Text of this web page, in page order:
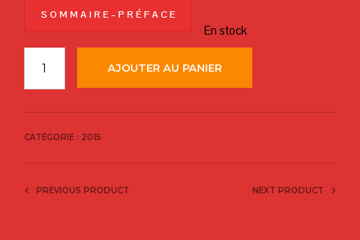
S O M M A I R E – P R É F A C E
En stock
AJOUTER AU PANIER
CATÉGORIE : 2015
PREVIOUS PRODUCT NEXT PRODUCT